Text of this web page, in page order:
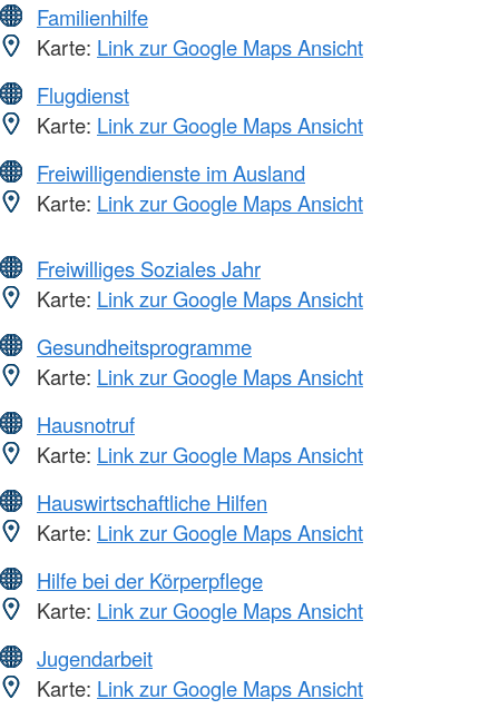
Familienhilfe
Karte: Link zur Google Maps Ansicht
Flugdienst
Karte: Link zur Google Maps Ansicht
Freiwilligendienste im Ausland
Karte: Link zur Google Maps Ansicht
Freiwilliges Soziales Jahr
Karte: Link zur Google Maps Ansicht
Gesundheitsprogramme
Karte: Link zur Google Maps Ansicht
Hausnotruf
Karte: Link zur Google Maps Ansicht
Hauswirtschaftliche Hilfen
Karte: Link zur Google Maps Ansicht
Hilfe bei der Körperpflege
Karte: Link zur Google Maps Ansicht
Jugendarbeit
Karte: Link zur Google Maps Ansicht